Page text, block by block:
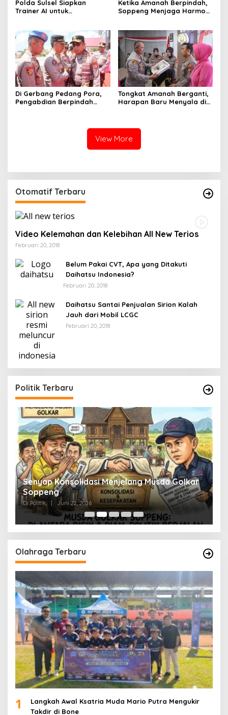
Polda Sulsel Siapkan
Trainer AI untuk
Ketika Amanah Berpindah,
Soppeng Menjaga Harmoni
Di Gerbang Pedang Pora,
Pengabdian Berpindah
Tongkat Amanah Berganti,
Harapan Baru Menyala di
View More
Otomatif Terbaru
Video Kelemahan dan Kelebihan All New Terios
Februari 20, 2018
Belum Pakai CVT, Apa yang Ditakuti
Daihatsu Indonesia?
Februari 20, 2018
Daihatsu Santai Penjualan Sirion Kalah
Jauh dari Mobil LCGC
Februari 20, 2018
Politik Terbaru
Senyap Konsolidasi Menjelang Musda Golkar
Soppeng
Di Politik Juni 22, 2026
Olahraga Terbaru
1
Langkah Awal Ksatria Muda Mario Putra Mengukir
Takdir di Bone